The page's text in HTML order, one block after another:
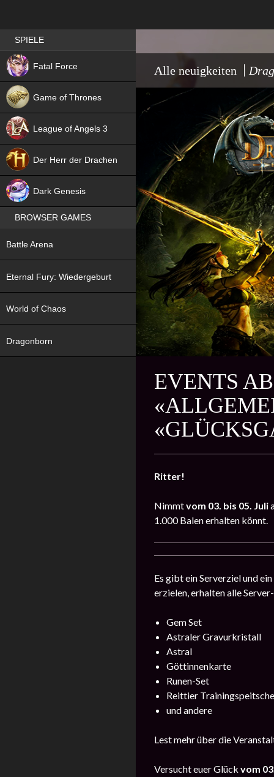
Alle neuigkeiten
EVENTS
Ritter!
Nimmtvom 03. bis 05. Juli
1.000 Balen erhalten könnt.
Es gibt ein Serverziel und
erzielen, erhalten alle
Gem Set
Astraler Gravurkristall
Astral
Göttinnenkarte
Runen-Set
Reittier Trainingspeitsche
und andere
Lest mehr über die
Versucht euer Glück vom
Best RPG games in Germany
SPIELE
Fatal Force
NEW
Game of Thrones
League of Angels 3
Der Herr der Drachen
Dark Genesis
BROWSER GAMES
Battle Arena
Eternal Fury: Wiedergeburt
World of Chaos
Dragonborn